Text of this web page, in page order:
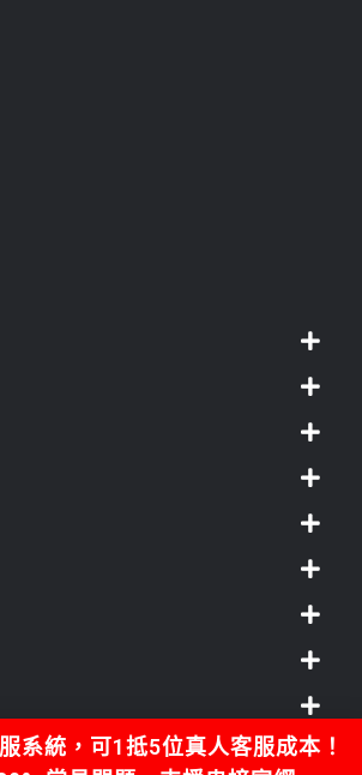
系統，可1抵5位真人客服成本！